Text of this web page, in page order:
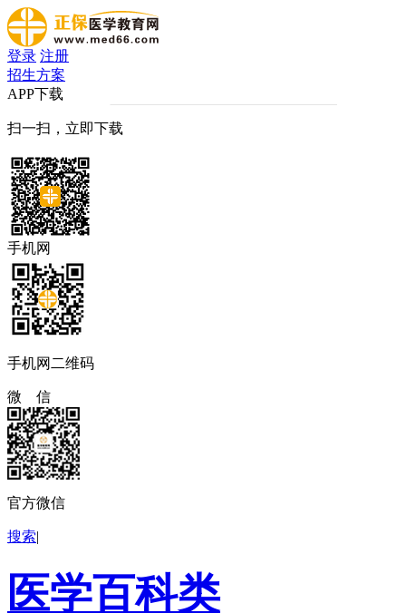
登录 注册
招生方案
APP下载
扫一扫，立即下载
手机网
手机网二维码
微 信
官方微信
搜索|
医学百科类